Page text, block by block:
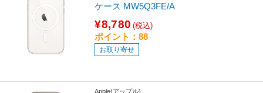
ケース MW5Q3FE/A
¥8,780 (税込)
ポイント：88
お取り寄せ
Apple(アップル)